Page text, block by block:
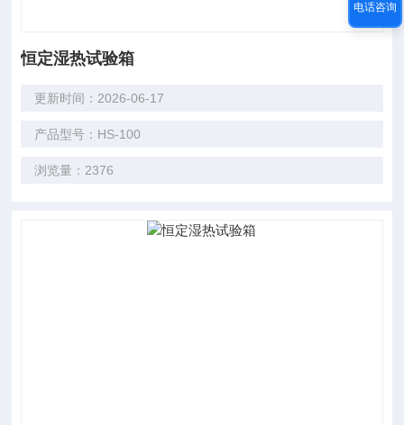
恒定湿热试验箱
更新时间：2026-06-17
产品型号：HS-100
浏览量：2376
电话咨询